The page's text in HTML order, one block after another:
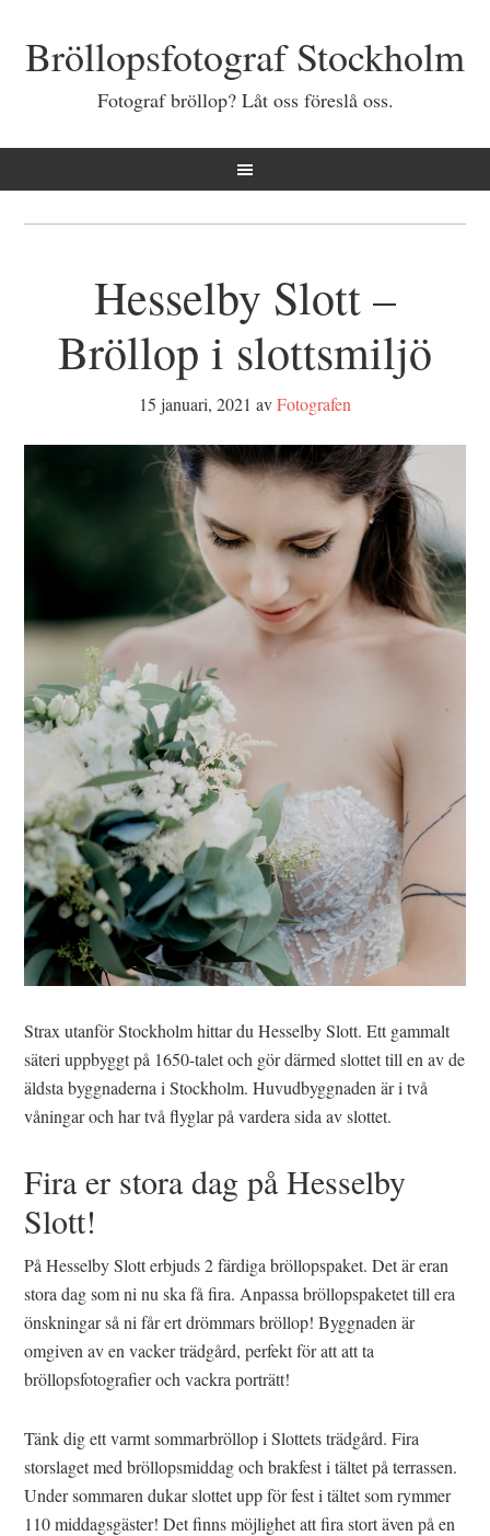
Bröllopsfotograf Stockholm
Fotograf bröllop? Låt oss föreslå oss.
Hesselby Slott –
Bröllop i slottsmiljö
15 januari, 2021 avFotografen
Strax utanför Stockholm hittar du Hesselby Slott. Ett gammalt
säteri uppbyggt på 1650-talet och gör därmed slottet till en av de
äldsta byggnaderna i Stockholm. Huvudbyggnaden är i två
våningar och har två flyglar på vardera sida av slottet.
Fira er stora dag på Hesselby
Slott!
På Hesselby Slott erbjuds 2 färdiga bröllopspaket. Det är eran
stora dag som ni nu ska få fira. Anpassa bröllopspaketet till era
önskningar så ni får ert drömmars bröllop! Byggnaden är
omgiven av en vacker trädgård, perfekt för att att ta
bröllopsfotografier och vackra porträtt!
Tänk dig ett varmt sommarbröllop i Slottets trädgård. Fira
storslaget med bröllopsmiddag och brakfest i tältet på terrassen.
Under sommaren dukar slottet upp för fest i tältet som rymmer
110 middagsgäster! Det finns möjlighet att fira stort även på en